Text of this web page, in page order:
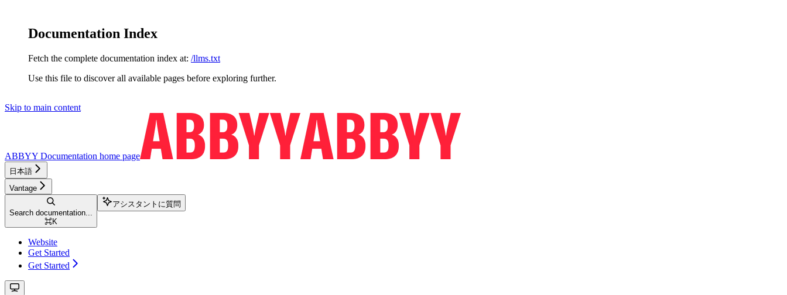
Documentation Index
Fetch the complete documentation index at: /llms.txt
Use this file to discover all available pages before exploring further.
Skip to main content
ABBYY Documentation home page
日本語
Vantage
Search documentation...
⌘K
アシスタントに質問
Website
Get Started
Get Started